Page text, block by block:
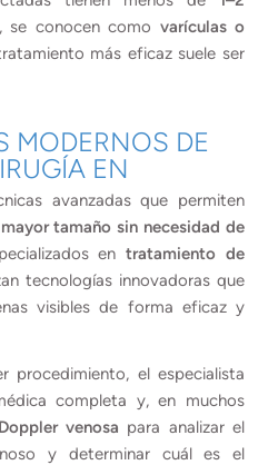
, se conocen como varículas o
más eficaz suele ser
MODERNOS DE
EN
avanzadas que permiten
tamaño sin necesidad de
entratamiento de
tecnologías innovadoras que
visibles de forma eficaz y
procedimiento, el especialista
completa y, en muchos
venosa para analizar el
y determinar cuál es el